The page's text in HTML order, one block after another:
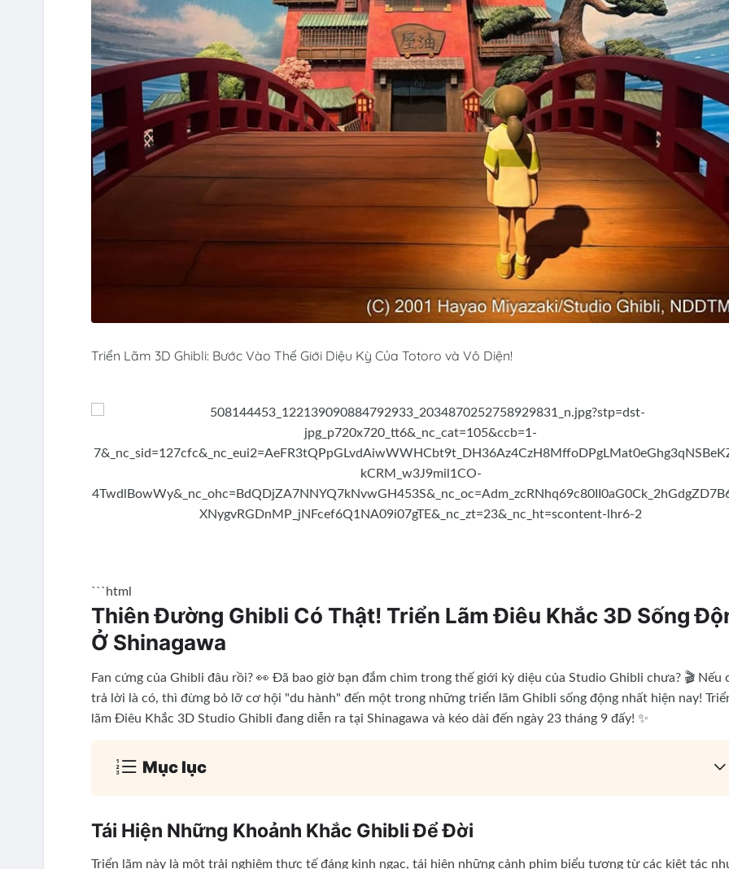
Triển Lãm 3D Ghibli: Bước Vào Thế Giới Diệu Kỳ Của Totoro và Vô Diện!
```html
Thiên Đường Ghibli Có Thật! Triển Lãm Điêu Khắc 3D Sống
Ở Shinagawa
Fan cứng của Ghibli đâu rồi? 👀 Đã bao giờ bạn đắm chìm trong thế giới kỳ diệu của Studio Ghibli chưa? 🎬 Nếu
trả lời là có, thì đừng bỏ lỡ cơ hội "du hành" đến một trong những triển lãm Ghibli sống động nhất hiện nay!
lãm Điêu Khắc 3D Studio Ghibli đang diễn ra tại Shinagawa và kéo dài đến ngày 23 tháng 9 đấy! ✨
Mục lục
Tái Hiện Những Khoảnh Khắc Ghibli Để Đời
Triển lãm này là một trải nghiệm thực tế đáng kinh ngạc, tái hiện những cảnh phim biểu tượng từ các kiệt tác